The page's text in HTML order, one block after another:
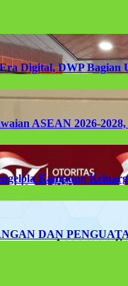
Digital, DWP Bagian
ASEAN 2026-
Kampung
DAN